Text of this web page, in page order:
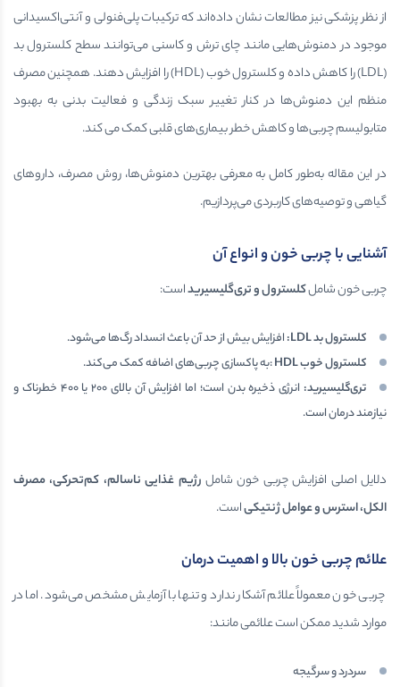
از نظر پزشکی نیز مطالعات نشان داده‌اند که ترکیبات پلی‌فنولی و آنتی‌اکسیدانی
موجود در دمنوش‌هایی مانند چای ترش و کاسنی می‌توانند سطح کلسترول بد
(LDL) را کاهش داده و کلسترول خوب (HDL) را افزایش دهند. همچنین مصرف
منظم این دمنوش‌ها در کنار تغییر سبک زندگی و فعالیت بدنی به بهبود
متابولیسم چربی‌ها و کاهش خطر بیماری‌های قلبی کمک می کند.
در این مقاله به‌طور کامل به معرفی بهترین دمنوش‌ها، روش مصرف، داروهای
گیاهی و توصیه‌های کاربردی می‌پردازیم.
آشنایی با چربی خون و انواع آن
چربی خون شاملکلسترول و تری‌گلیسیریداست:
کلسترول بدLDL
:افزایش بیش از حد آن باعث انسداد رگ‌ها می‌شود.
کلسترول خوبHDL:به پاکسازی چربی‌های اضافه کمک می‌کند.
تری‌گلیسیرید:
انرژی ذخیره بدن است؛ اما افزایش آن بالای ۲۰۰ یا ۴۰۰ خطرناک و
نیازمند درمان است.
دلایل اصلی افزایش چربی خون شامل رژیم غذایی ناسالم، کم‌تحرکی، مصرف
الکل، استرس و عوامل ژنتیکیاست.
علائم چربی خون بالا و اهمیت درمان
چربی خون معمولاً علائم آشکار ندارد و تنها با آزمایش مشخص می‌شود. اما در
موارد شدید ممکن است علائمی مانند:
سردرد و سرگیجه